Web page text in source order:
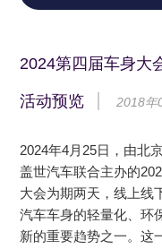
2024第四届车身大
活动预览 2018年
2024年4月25日，由北
盖世汽车联合主办的
大会为期两天，线上线
汽车车身的轻量化、环
新的重要趋势之一。这